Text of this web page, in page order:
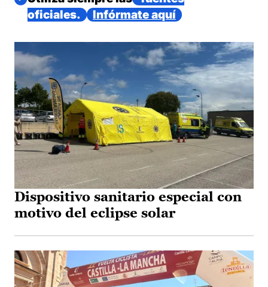
oficiales.
Infórmate aquí
Dispositivo sanitario especial con
motivo del eclipse solar